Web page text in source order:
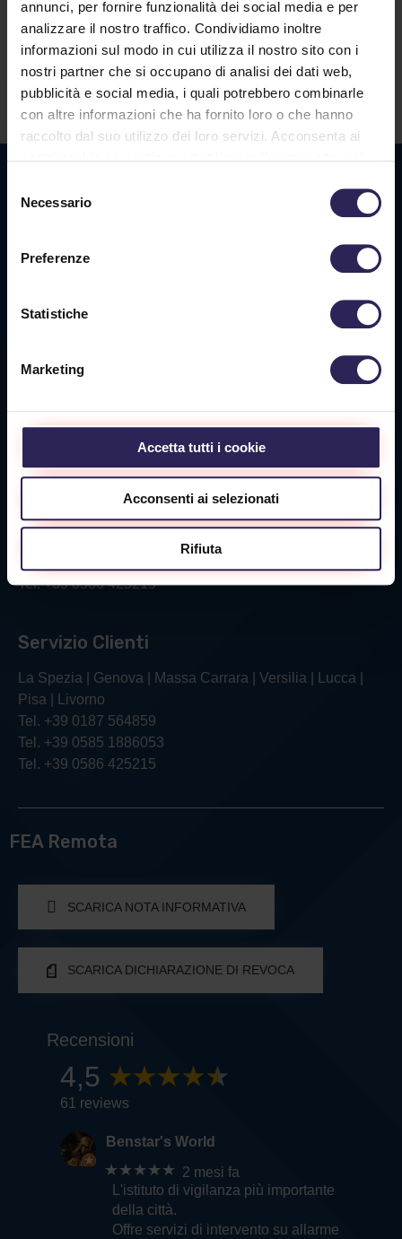
annunci, per fornire funzionalità dei social media e per
analizzare il nostro traffico. Condividiamo inoltre
informazioni sul modo in cui utilizza il nostro sito con i
nostri partner che si occupano di analisi dei dati web,
pubblicità e social media, i quali potrebbero combinarle
con altre informazioni che ha fornito loro o che hanno
raccolto dal suo utilizzo dei loro servizi. Acconsenta ai
delNecessario
Preferenze
Statistiche
Marketing
Accetta tutti i cookie
Acconsenti ai selezionati
Rifiuta
Lavora con noi
Contatti
Via Privata O.T.O., 33
Sede Massa Carrara
54100 Massa (MS)
Tel. +39 0585 1886053
Sede Livorno
Tel. +39 0586 425215
Servizio Clienti
La Spezia | Genova | Massa Carrara | Versilia | Lucca |
Pisa | Livorno
Tel. +39 0187 564859
Tel. +39 0585 1886053
Tel. +39 0586 425215
FEA Remota
SCARICA NOTA INFORMATIVA
SCARICA DICHIARAZIONE DI REVOCA
Recensioni
4,5
61 reviews
Benstar's World
★★★★★ 2 mesi fa
L'istituto di vigilanza più importante
della città.
Offre servizi di intervento su allarme